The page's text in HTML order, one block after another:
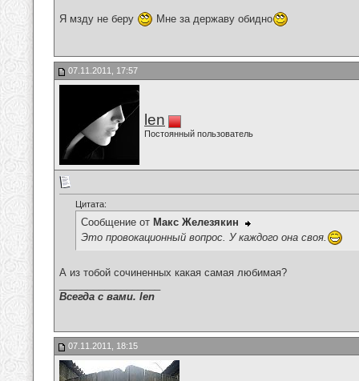
Я мзду не беру Мне за державу обидно
07.11.2011, 17:57
len
Постоянный пользователь
Цитата:
Сообщение от Макс Железякин
Это провокационный вопрос. У каждого она своя.
А из тобой сочиненных какая самая любимая?
Всегда с вами. len
07.11.2011, 18:15